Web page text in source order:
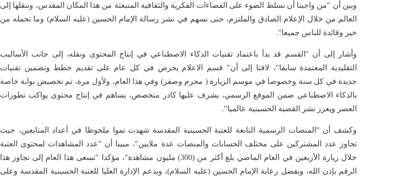
وبين أن "من واجبنا أن نسلط الضوء على الفضاءات الفكرية والثقافية المنبعثة من هذا المكان المقدس، وننقلها إلى
العالم من خلال الإعلام الصادق والملتزم، حتى نسهم في نشر رسالة الإمام الحسين (عليه السلام) وما تحمله من
خير وفائدة للناس جميعا".
وأشار إلى أن "القسم قد بدأ باعتماد تقنيات الذكاء الاصطناعي في إنتاج المحتوى ونقله، إلى جانب الأساليب
التقليدية المعتمدة سابقا"، لافتا إلى أن" قسم الاعلام يحرص في كل عام على تقديم خطط وتضمين تقنيات
جديدة في كل سنة وخصوصا في موسم الزيارة ( محرم وصفر) وفي هذا العام، ولأول مرة، تم تخصيص بوابة خاصة
بالذكاء الاصطناعي ضمن الموقع الرسمي، يشرف عليها كادر متخصص، يساهم في إنتاج محتوى يواكب تطورات
العصر ويعزز نشر القضية الحسينية عالميا".
وكشف أن "المنصات الرسمية التابعة للعتبة الحسينية المقدسة شهدت نموا ملحوظا في أعداد المتابعين، حيث
تجاوز عدد المشتركين على مختلف الحسابات والمنصات عدة ملايين"، مبينا أن "عدد المشاهدات لمحتوى العتبة
خلال زيارة الأربعين في العام الماضي بلغ أكثر من (300) مليون مشاهدة"، مؤكدا "نسعى هذا العام إلى تجاوز هذا
الرقم بإذن الله، وبفضل رعاية الإمام الحسين (عليه السلام)، وبدعم الإدارة العليا للعتبة الحسينية المقدسة وعلى